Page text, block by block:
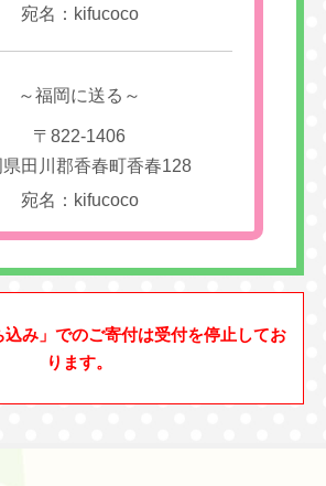
宛名：kifucoco
～福岡に送る～
〒822-1406
田川郡香春町香春128
宛名：kifucoco
み」でのご寄付は受付を停止してお
ります。